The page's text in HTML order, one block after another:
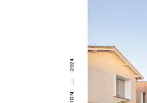
...
2024